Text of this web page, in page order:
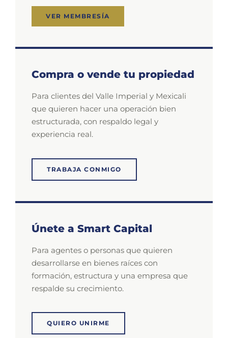
VER MEMBRESÍA
Compra o vende tu propiedad
Para clientes del Valle Imperial y Mexicali
que quieren hacer una operación bien
estructurada, con respaldo legal y
experiencia real.
TRABAJA CONMIGO
Únete a Smart Capital
Para agentes o personas que quieren
desarrollarse en bienes raíces con
formación, estructura y una empresa que
respalde su crecimiento.
QUIERO UNIRME